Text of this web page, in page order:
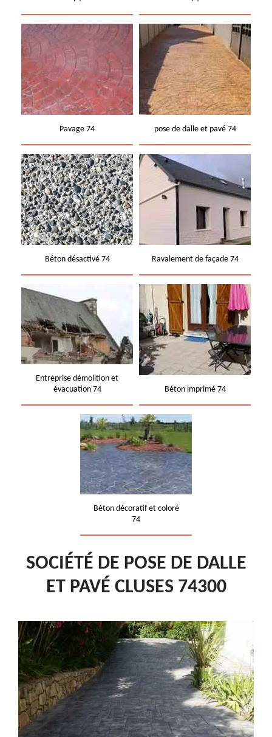
Pavage 74 pose de dalle et pavé 74
Béton désactivé 74 Ravalement de façade 74
Entreprise démolition et
évacuation 74
Béton imprimé 74
Béton décoratif et coloré
74
SOCIÉTÉ DE POSE DE DALLE
ET PAVÉ CLUSES 74300